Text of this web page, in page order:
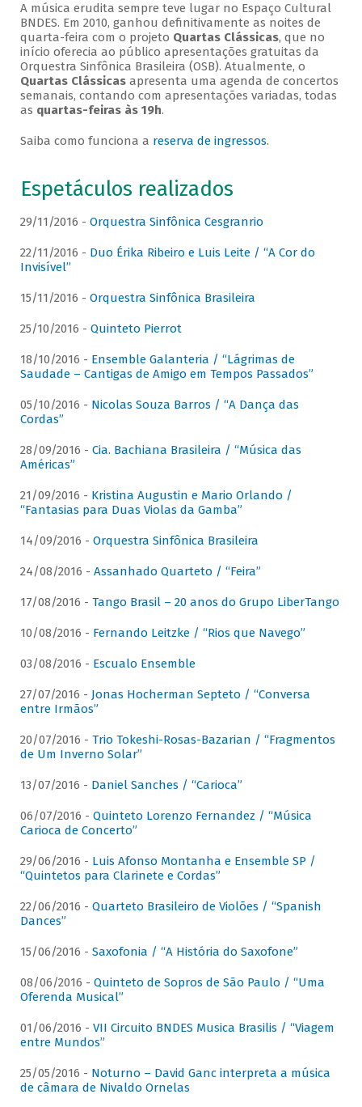
A música erudita sempre teve lugar no Espaço Cultural
BNDES. Em 2010, ganhou definitivamente as noites de
quarta-feira com o projeto Quartas Clássicas, que no
início oferecia ao público apresentações gratuitas da
Orquestra Sinfônica Brasileira (OSB). Atualmente, o
Quartas Clássicasapresenta uma agenda de concertos
semanais, contando com apresentações variadas, todas
as quartas-feiras às 19h.
Saiba como funciona a reserva de ingressos.
Espetáculos realizados
29/11/2016 - Orquestra Sinfônica Cesgranrio
22/11/2016 - Duo Érika Ribeiro e Luis Leite / “A Cor do
Invisível”
15/11/2016 - Orquestra Sinfônica Brasileira
25/10/2016 - Quinteto Pierrot
18/10/2016 - Ensemble Galanteria / “Lágrimas de
Saudade – Cantigas de Amigo em Tempos Passados”
05/10/2016 - Nicolas Souza Barros / “A Dança das
Cordas”
28/09/2016 - Cia. Bachiana Brasileira / “Música das
Américas”
21/09/2016 - Kristina Augustin e Mario Orlando /
“Fantasias para Duas Violas da Gamba”
14/09/2016 - Orquestra Sinfônica Brasileira
24/08/2016 - Assanhado Quarteto / “Feira”
17/08/2016 - Tango Brasil – 20 anos do Grupo LiberTango
10/08/2016 - Fernando Leitzke / “Rios que Navego”
03/08/2016 - Escualo Ensemble
27/07/2016 - Jonas Hocherman Septeto / “Conversa
entre Irmãos”
20/07/2016 - Trio Tokeshi-Rosas-Bazarian / “Fragmentos
de Um Inverno Solar”
13/07/2016 - Daniel Sanches / “Carioca”
06/07/2016 - Quinteto Lorenzo Fernandez / “Música
Carioca de Concerto”
29/06/2016 - Luis Afonso Montanha e Ensemble SP /
“Quintetos para Clarinete e Cordas”
22/06/2016 - Quarteto Brasileiro de Violões / “Spanish
Dances”
15/06/2016 - Saxofonia / “A História do Saxofone”
08/06/2016 - Quinteto de Sopros de São Paulo / “Uma
Oferenda Musical”
01/06/2016 - VII Circuito BNDES Musica Brasilis / “Viagem
entre Mundos”
25/05/2016 - Noturno – David Ganc interpreta a música
de câmara de Nivaldo Ornelas